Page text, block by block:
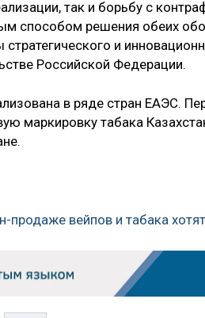
так и борьбу с
способом решения обеих
и
Российской Федерации.
в ряде стран ЕАЭС.
маркировку табака
продаже вейпов и табака